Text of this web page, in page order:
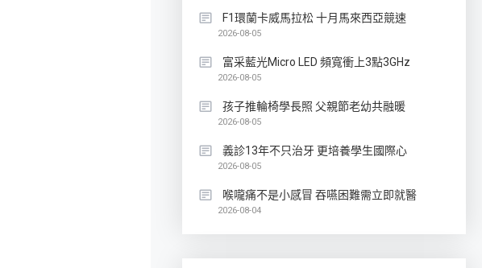
F1環蘭卡威馬拉松 十月馬來西亞競速
2026-08-05
富采藍光Micro LED 頻寬衝上3點3GHz
2026-08-05
孩子推輪椅學長照 父親節老幼共融暖
2026-08-05
義診13年不只治牙 更培養學生國際心
2026-08-05
喉嚨痛不是小感冒 吞嚥困難需立即就醫
2026-08-04